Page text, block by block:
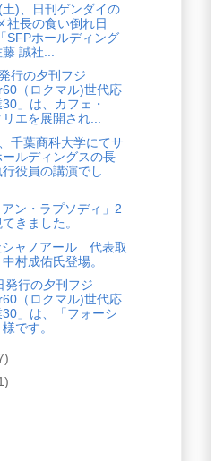
)、日刊ゲンダイの
社長の食い倒れ日
SFPホールディング
誠社...
行の夕刊フジ
（ロクマル)世代応
」は、カフェ・
リエを展開され...
千葉商科大学にてサ
ールディングスの長
役員の講演でし
アン・ラプソディ」2
きました。
シャノアール 代表取
村成佑氏登場。
発行の夕刊フジ
（ロクマル)世代応
」は、「フォーシ
です。